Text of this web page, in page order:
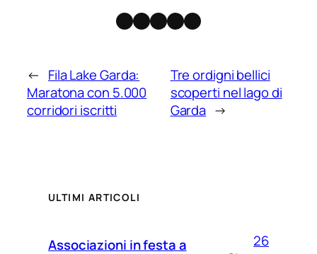
Facebook
Instagram
X Threads
Telegram
← Fila Lake Garda:
Maratona con 5.000
corridori iscritti
Tre ordigni bellici
scoperti nel lago di
Garda →
ULTIMI ARTICOLI
Associazioni in festa a
26